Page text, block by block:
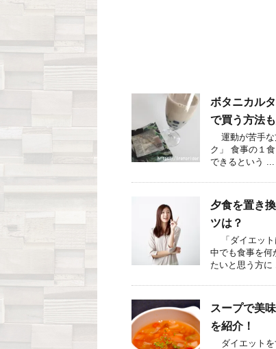
ボタニカル
で買う方法も
運動が苦手な
ク」 食事の１
できるという ...
夕食を置き
ツは？
「ダイエット
中でも食事を何
たいと思う方に
スープで美
を紹介！
ダイエットを